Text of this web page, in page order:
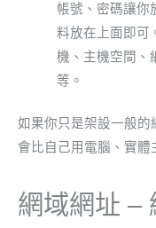
帳號、密碼讓你
料放在上面即可
機、主機空間、
等。
如果你只是架設一般的
會比自己用電腦、實體
網域網址 –